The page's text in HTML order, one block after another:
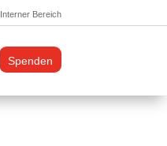
Interner Bereich
Spenden